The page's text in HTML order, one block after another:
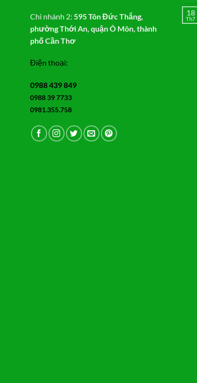
Chi nhánh 2: 595 Tôn Đức Thắng,
phường Thới An, quận Ô Môn, thành
phố Cần Thơ
Điện thoại:
0988 439 849
0988 39 7733
0981.355.758
18
Th7